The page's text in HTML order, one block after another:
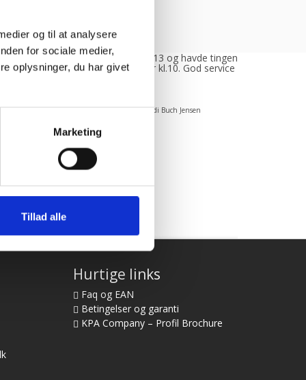
og til at analysere
for sociale medier,
oplysninger, du har givet
Marketing
Tillad alle
og “Bestilte kl.13 og havde tingene
dagen efter kl.10. God service
Vurderet af Heidi Buch Jensen
Hurtige links
Faq og EAN
Betingelser og garanti
KPA Company – Profil Brochure